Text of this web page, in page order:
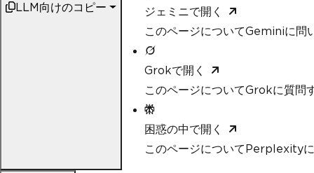
LLM向けのコピー
ジェミニで開く
このページについてGeminiに問
Grokで開く
このページについてGrokに質問
困惑の中で開く
このページについてPerplexity